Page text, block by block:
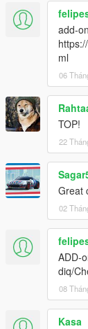
add-
ml
06
TOP!
22
Great
02
ADD-
diq/
08
Kasa